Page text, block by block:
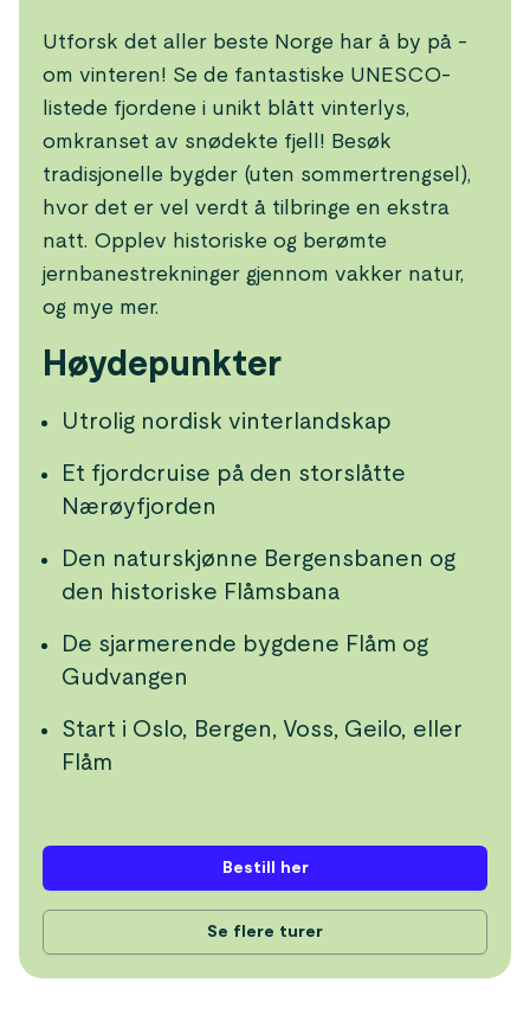
Utforsk det aller beste Norge har å by på -
om vinteren! Se de fantastiske UNESCO-
listede fjordene i unikt blått vinterlys,
omkranset av snødekte fjell! Besøk
tradisjonelle bygder (uten sommertrengsel),
hvor det er vel verdt å tilbringe en ekstra
natt. Opplev historiske og berømte
jernbanestrekninger gjennom vakker natur,
og mye mer.
Høydepunkter
Utrolig nordisk vinterlandskap
Et fjordcruise på den storslåtte
Nærøyfjorden
Den naturskjønne Bergensbanen og
den historiske Flåmsbana
De sjarmerende bygdene Flåm og
Gudvangen
Start i Oslo, Bergen, Voss, Geilo, eller
Flåm
Bestill her
Se flere turer